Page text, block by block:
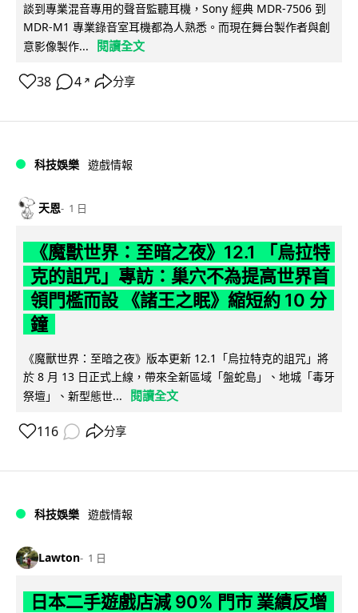
談到專業混音專用的聲音監聽耳機，Sony 經典 MDR-7506 到
MDR-M1 專業錄音室耳機都為人熟悉。而現在舞台製作者與創
意影像製作...
閱讀全文
38 4 ↗ 分享
科技娛樂 遊戲情報
天恩 1 日
《魔獸世界：至暗之夜》12.1 「烏拉特
克的詛咒」專訪：巢穴不為提高世界首
領門檻而設 《諸王之眠》縮短約 10 分
鐘
《魔獸世界：至暗之夜》版本更新 12.1「烏拉特克的詛咒」將
於 8 月 13 日正式上線，帶來全新區域「盤蛇島」、地城「毒牙
祭壇」、新型態世...
閱讀全文
116 分享
科技娛樂 遊戲情報
Lawton 1 日
日本二手遊戲店減 90% 門市 業績反增